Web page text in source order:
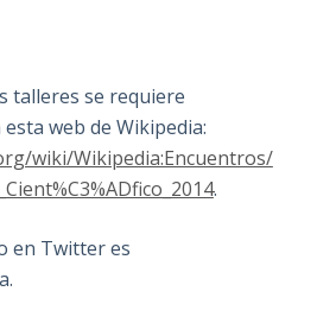
talleres se requiere
web de Wikipedia:
wiki/Wikipedia:Encuentros/
.
en Twitter es